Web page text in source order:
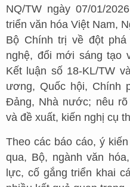
NQ/TW ngày 07/01/
triển văn hóa Việt Nam,
Bộ Chính trị về đột
nghệ, đổi mới sáng tạo
Kết luận số 18-KL/TW
ương, Quốc hội, Chính
Đảng, Nhà nước; nêu
và đề xuất, kiến nghị cụ
Theo các báo cáo, ý
qua, Bộ, ngành văn
lực, cố gắng triển khai